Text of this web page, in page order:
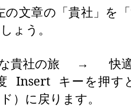
文章の「貴社」を
ょう。
貴社の旅 →
快
Insert キーを押す
）に戻ります。